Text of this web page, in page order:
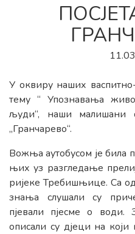
У оквиру наших
тему “ Упознавања
људи“, наши малишани
„Гранчарево“.
Вожња аутобусом је била
њих уз разгледање
ријеке Требишњице. Са
знања слушали су
пјевали пјесме о води.
описали су дјеци на који